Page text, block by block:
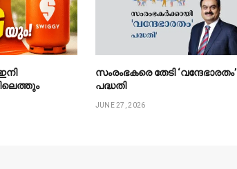
സംരംഭകരെ തേടി ‘വന്ദേഭാരതം’
പദ്ധതി
JUNE 27, 2026